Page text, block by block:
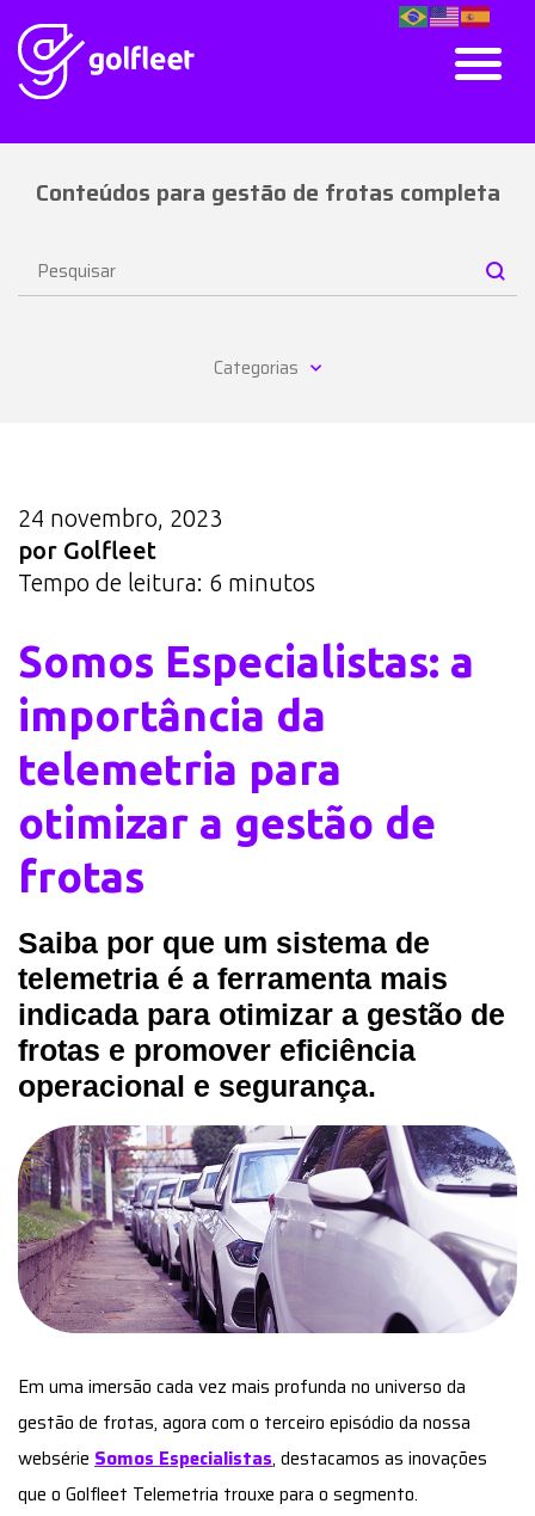
Conteúdos para gestão de frotas completa
Categorias
24 novembro, 2023
por Golfleet
Tempo de leitura: 6 minutos
Somos Especialistas: a
importância da
telemetria para
otimizar a gestão de
frotas
Saiba por que um sistema de
telemetria é a ferramenta mais
indicada para otimizar a gestão de
frotas e promover eficiência
operacional e segurança.
Em uma imersão cada vez mais profunda no universo da
gestão de frotas, agora com o terceiro episódio da nossa
websérie Somos Especialistas, destacamos as inovações
que o Golfleet Telemetria trouxe para o segmento.